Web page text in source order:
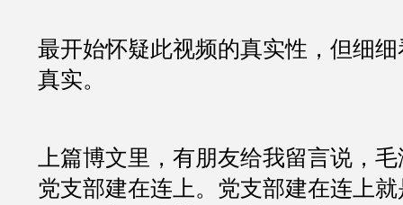
最开始怀疑此视频的真实性，但细
真实。
上篇博文里，有朋友给我留言说，
党支部建在连上。党支部建在连上